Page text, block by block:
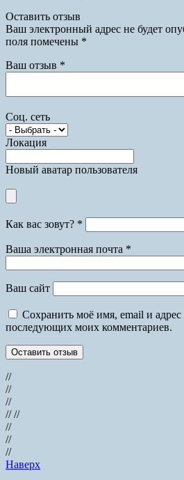
Оставить отзыв
Ваш электронный адрес не будет
поля помечены *
Ваш отзыв *
Соц. сеть
Локация
Новый аватар пользователя
Как вас зовут? *
Ваша электронная почта *
Ваш сайт
Сохранить моё имя, email и адрес
последующих моих комментариев.
//
//
//
// //
//
//
//
Наверх